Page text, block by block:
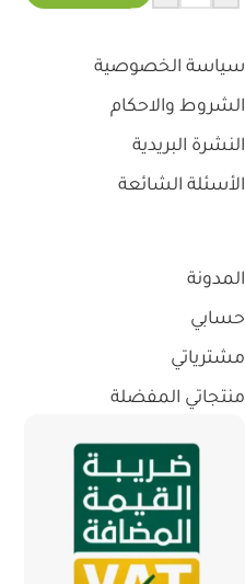
سياسة الخصوصية
الشروط والاحكام
النشرة البريدية
الأسئلة الشائعة
المدونة
حسابي
مشترياتي
منتجاتي المفضلة